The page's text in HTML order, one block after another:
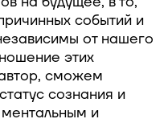
событий и
от нашего
этих
сможем
сознания и
и